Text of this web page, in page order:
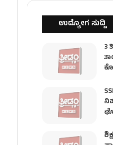
ಉದ್ಯೋಗ ಸುದ್ದಿ
3